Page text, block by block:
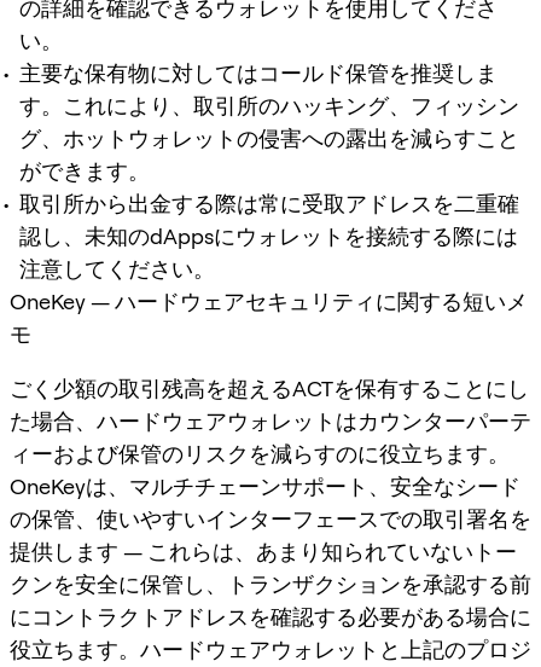
の詳細を確認できるウォレットを使用してくださ
い。
主要な保有物に対してはコールド保管を推奨しま
す。これにより、取引所のハッキング、フィッシン
グ、ホットウォレットの侵害への露出を減らすこと
ができます。
取引所から出金する際は常に受取アドレスを二重確
認し、未知のdAppsにウォレットを接続する際には
注意してください。
OneKey — ハードウェアセキュリティに関する短いメ
モ
ごく少額の取引残高を超えるACTを保有することにし
た場合、ハードウェアウォレットはカウンターパーテ
ィーおよび保管のリスクを減らすのに役立ちます。
OneKeyは、マルチチェーンサポート、安全なシード
の保管、使いやすいインターフェースでの取引署名を
提供します — これらは、あまり知られていないトー
クンを安全に保管し、トランザクションを承認する前
にコントラクトアドレスを確認する必要がある場合に
役立ちます。ハードウェアウォレットと上記のプロジ